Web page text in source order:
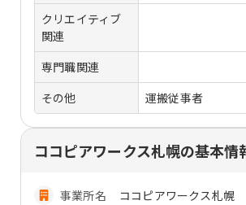
クリエイティブ
関連
専門職関連
その他
運搬従事者
ココピアワークス札幌の基本情
事業所名
ココピアワークス札幌